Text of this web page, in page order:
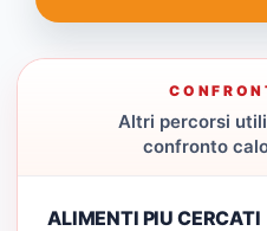
Altri percorsi
confronto
ALIMENTI PIU CERCATI